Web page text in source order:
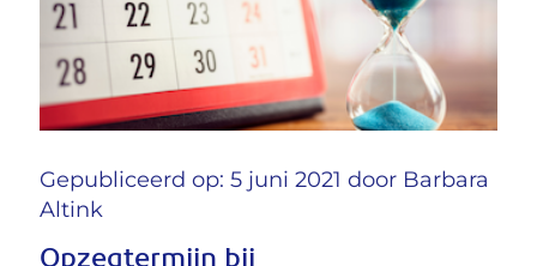
Gepubliceerd op: 5 juni 2021 door Barbara
Altink